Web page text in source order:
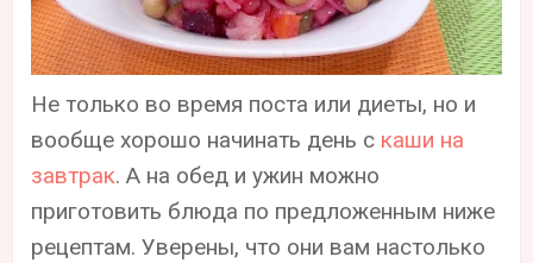
Не только во время поста или диеты, но и
вообще хорошо начинать день с каши на
завтрак. А на обед и ужин можно
приготовить блюда по предложенным ниже
рецептам. Уверены, что они вам настолько